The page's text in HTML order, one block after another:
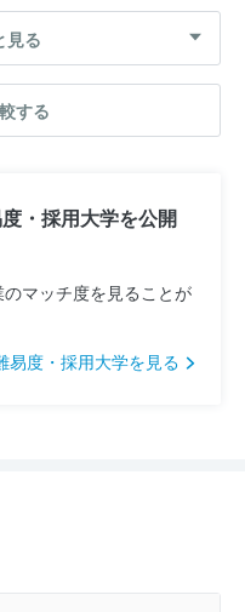
見る
する
・採用大学を公開
マッチ度を見ることが
易度・採用大学を見る